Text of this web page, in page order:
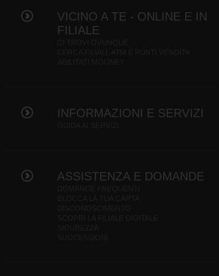
VICINO A TE - ONLINE E IN
FILIALE
INFORMAZIONI E SERVIZI
ASSISTENZA E DOMANDE